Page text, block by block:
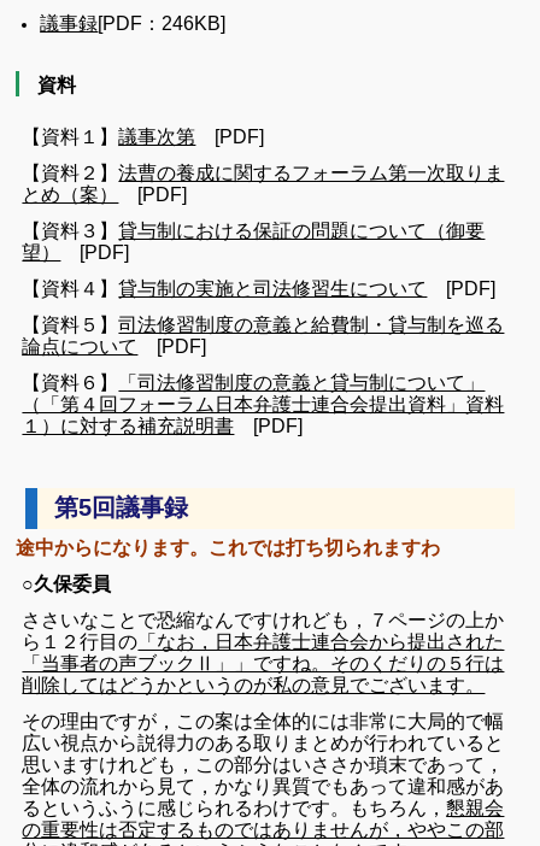
議事録[PDF：246KB]
資料
【資料１】議事次第 [PDF]
【資料２】法曹の養成に関するフォーラム第一次取りま
とめ（案）
[PDF]
【資料３】貸与制における保証の問題について（御要
望）
[PDF]
【資料４】貸与制の実施と司法修習生について
[PDF]
【資料５】司法修習制度の意義と給費制・貸与制を巡る
論点について
[PDF]
【資料６】
「司法修習制度の意義と貸与制について」
（「第４回フォーラム日本弁護士連合会提出資料」資料
１）に対する補充説明書 [PDF]
第5回議事録
途中からになります。これでは打ち切られますわ
○久保委員
ささいなことで恐縮なんですけれども，７ページの上か
ら１２行目の 「なお，日本弁護士連合会から提出された
「当事者の声ブックⅡ」」ですね。そのくだりの５行は
削除してはどうかというのが私の意見でございます。
その理由ですが，この案は全体的には非常に大局的で幅
広い視点から説得力のある取りまとめが行われていると
思いますけれども，この部分はいささか瑣末であって，
全体の流れから見て，かなり異質でもあって違和感があ
るというふうに感じられるわけです。もちろん，懇親会
の重要性は否定するものではありませんが，ややこの部